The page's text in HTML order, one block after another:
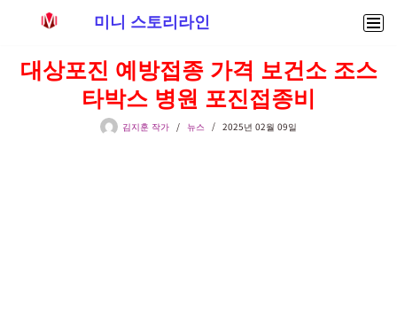
텐
미니 스토리라인
대상포진 예방접종 가격 보건소 조스
타박스 병원 포진접종비
김지훈 작가 뉴스 2025년 02월 09일